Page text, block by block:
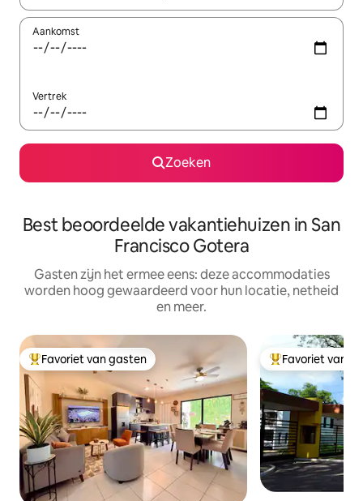
Aankomst
Vertrek
Zoeken
Best beoordeelde vakantiehuizen in San
Francisco Gotera
Gasten zijn het ermee eens: deze accommodaties
worden hoog gewaardeerd voor hun locatie, netheid
en meer.
Topfavoriet van gasten
Favoriet van gasten Topfavoriet van
Favoriet van